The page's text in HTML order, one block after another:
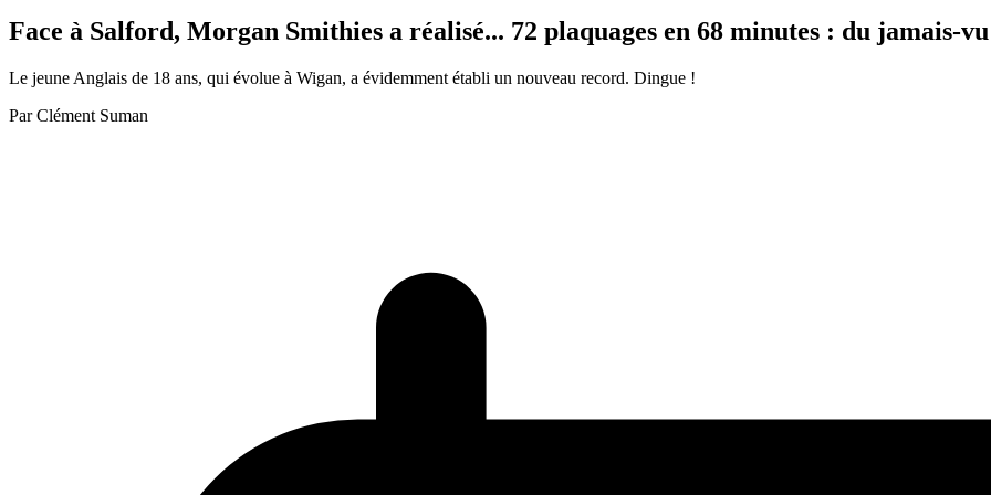
Face à Salford, Morgan Smithies a réalisé... 72 plaquages en 68 minutes : du jamais-
Le jeune Anglais de 18 ans, qui évolue à Wigan, a évidemment établi un nouveau record. Dingue !
Par Clément Suman